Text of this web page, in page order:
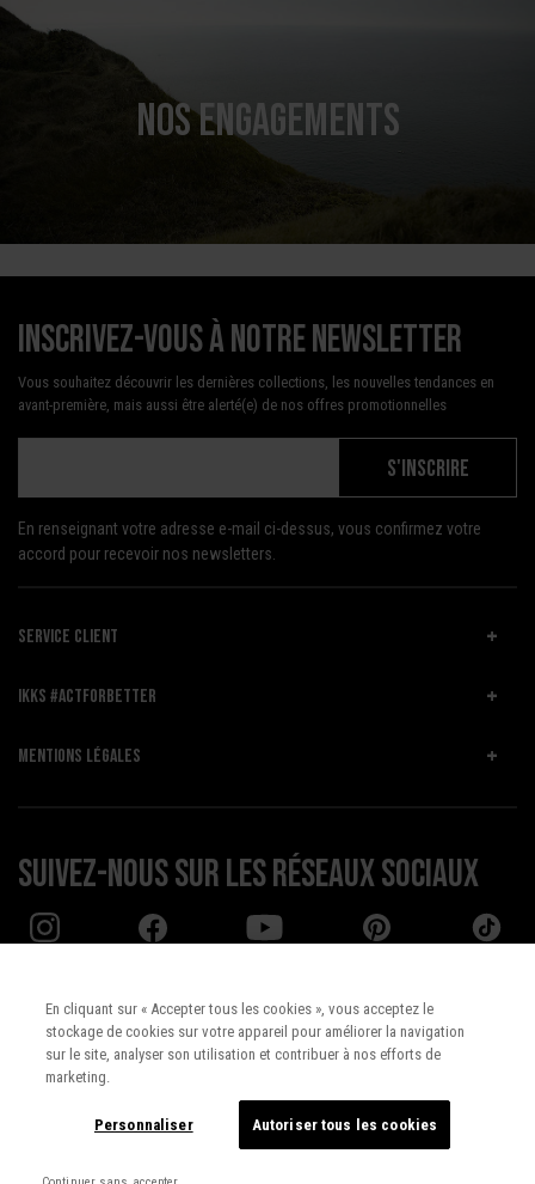
NOS ENGAGEMENTS
Inscrivez-vous à notre newsletter
Vous souhaitez découvrir les dernières collections, les nouvelles tendances en
avant-première, mais aussi être alerté(e) de nos offres promotionnelles
S'INSCRIRE
En renseignant votre adresse e-mail ci-dessus, vous confirmez votre
accord pour recevoir nos newsletters.
SERVICE CLIENT
IKKS #ACTFORBETTER
MENTIONS LÉGALES
Suivez-nous sur les réseaux sociaux
Pays : UNITED STATES
Français
En cliquant sur « Accepter tous les cookies », vous acceptez le
stockage de cookies sur votre appareil pour améliorer la navigation
sur le site, analyser son utilisation et contribuer à nos efforts de
marketing.
Personnaliser Autoriser tous les cookies